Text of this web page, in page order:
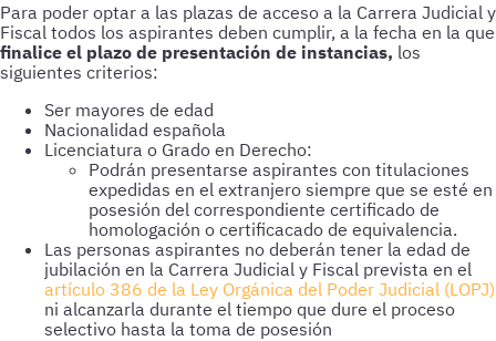
Para poder optar a las plazas de acceso a la Carrera Judicial y
Fiscal todos los aspirantes deben cumplir, a la fecha en la que
finalice el plazo de presentación de instancias, los
siguientes criterios:
Ser mayores de edad
Nacionalidad española
Licenciatura o Grado en Derecho:
Podrán presentarse aspirantes con titulaciones
expedidas en el extranjero siempre que se esté en
posesión del correspondiente certificado de
homologación o certificacado de equivalencia.
Las personas aspirantes no deberán tener la edad de
jubilación en la Carrera Judicial y Fiscal prevista en el
artículo 386 de la Ley Orgánica del Poder Judicial (LOPJ)
ni alcanzarla durante el tiempo que dure el proceso
selectivo hasta la toma de posesión